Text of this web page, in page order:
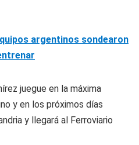
argentinos sondearon
juegue en la máxima
y en los próximos días
y llegará al Ferroviario